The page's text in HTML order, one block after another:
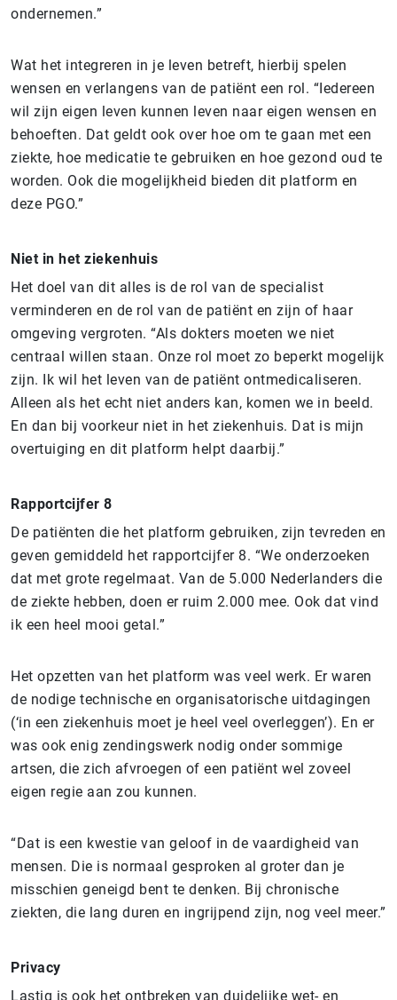
ondernemen.”
Wat het integreren in je leven betreft, hierbij spelen
wensen en verlangens van de patiënt een rol. “Iedereen
wil zijn eigen leven kunnen leven naar eigen wensen en
behoeften. Dat geldt ook over hoe om te gaan met een
ziekte, hoe medicatie te gebruiken en hoe gezond oud te
worden. Ook die mogelijkheid bieden dit platform en
deze PGO.”
Niet in het ziekenhuis
Het doel van dit alles is de rol van de specialist
verminderen en de rol van de patiënt en zijn of haar
omgeving vergroten. “Als dokters moeten we niet
centraal willen staan. Onze rol moet zo beperkt mogelijk
zijn. Ik wil het leven van de patiënt ontmedicaliseren.
Alleen als het echt niet anders kan, komen we in beeld.
En dan bij voorkeur niet in het ziekenhuis. Dat is mijn
overtuiging en dit platform helpt daarbij.”
Rapportcijfer 8
De patiënten die het platform gebruiken, zijn tevreden en
geven gemiddeld het rapportcijfer 8. “We onderzoeken
dat met grote regelmaat. Van de 5.000 Nederlanders die
de ziekte hebben, doen er ruim 2.000 mee. Ook dat vind
ik een heel mooi getal.”
Het opzetten van het platform was veel werk. Er waren
de nodige technische en organisatorische uitdagingen
(‘in een ziekenhuis moet je heel veel overleggen’). En er
was ook enig zendingswerk nodig onder sommige
artsen, die zich afvroegen of een patiënt wel zoveel
eigen regie aan zou kunnen.
“Dat is een kwestie van geloof in de vaardigheid van
mensen. Die is normaal gesproken al groter dan je
misschien geneigd bent te denken. Bij chronische
ziekten, die lang duren en ingrijpend zijn, nog veel meer.”
Privacy
Lastig is ook het ontbreken van duidelijke wet- en